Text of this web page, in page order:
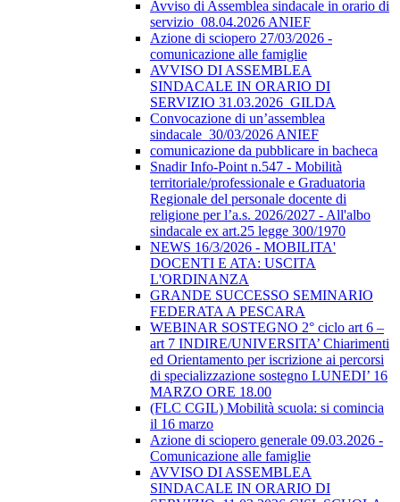
Avviso di Assemblea sindacale in orario di
servizio_08.04.2026 ANIEF
Azione di sciopero 27/03/2026 -
comunicazione alle famiglie
AVVISO DI ASSEMBLEA
SINDACALE IN ORARIO DI
SERVIZIO 31.03.2026_GILDA
Convocazione di un’assemblea
sindacale_30/03/2026 ANIEF
comunicazione da pubblicare in bacheca
Snadir Info-Point n.547 - Mobilità
territoriale/professionale e Graduatoria
Regionale del personale docente di
religione per l’a.s. 2026/2027 - All'albo
sindacale ex art.25 legge 300/1970
NEWS 16/3/2026 - MOBILITA'
DOCENTI E ATA: USCITA
L'ORDINANZA
GRANDE SUCCESSO SEMINARIO
FEDERATA A PESCARA
WEBINAR SOSTEGNO 2° ciclo art 6 –
art 7 INDIRE/UNIVERSITA’ Chiarimenti
ed Orientamento per iscrizione ai percorsi
di specializzazione sostegno LUNEDI’ 16
MARZO ORE 18.00
(FLC CGIL) Mobilità scuola: si comincia
il 16 marzo
Azione di sciopero generale 09.03.2026 -
Comunicazione alle famiglie
AVVISO DI ASSEMBLEA
SINDACALE IN ORARIO DI